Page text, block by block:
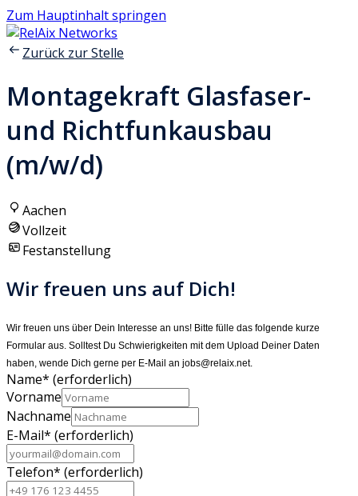
Zum Hauptinhalt springen
Zurück zur Stelle
Montagekraft Glasfaser-
und Richtfunkausbau
(m/w/d)
Aachen
Vollzeit
Festanstellung
Wir freuen uns auf Dich!
Wir freuen uns über Dein Interesse an uns! Bitte fülle das folgende kurze
Formular aus. Solltest Du Schwierigkeiten mit dem Upload Deiner Daten
haben, wende Dich gerne per E-Mail an jobs@relaix.net.
Name* (erforderlich)
Vorname
Nachname
E-Mail* (erforderlich)
Telefon* (erforderlich)